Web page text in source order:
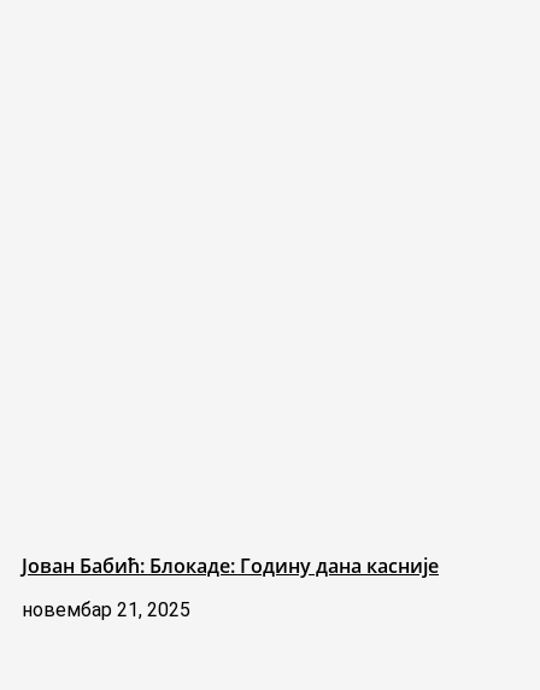
Јован Бабић: Блокаде: Годину дана касније
новембар 21, 2025